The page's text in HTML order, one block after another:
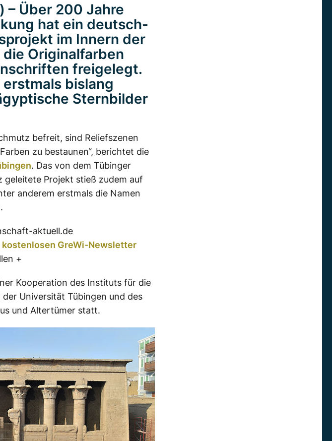
– Über 200 Jahre
hat ein deutsch-
im Innern der
die Originalfarben
freigelegt.
bislang
Sternbilder
befreit, sind Reliefszenen
zu bestaunen“, berichtet die
. Das von dem Tübinger
Projekt stieß zudem auf
anderem erstmals die Namen
aktuell.de
GreWi-Newsletter
+
Kooperation des Instituts für die
der Universität Tübingen und des
und Altertümer statt.